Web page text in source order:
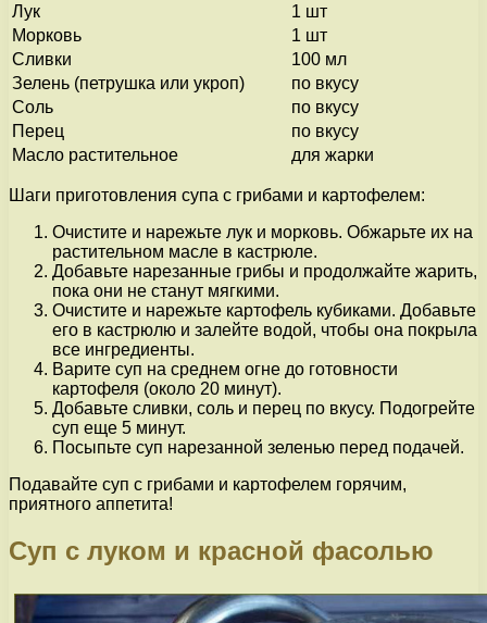
Лук
1 шт
Морковь
1 шт
Сливки
100 мл
Зелень (петрушка или укроп)
по вкусу
Соль
по вкусу
Перец
по вкусу
Масло растительное
для жарки
Шаги приготовления супа с грибами и картофелем:
Очистите и нарежьте лук и морковь. Обжарьте их на
растительном масле в кастрюле.
Добавьте нарезанные грибы и продолжайте жарить,
пока они не станут мягкими.
Очистите и нарежьте картофель кубиками. Добавьте
его в кастрюлю и залейте водой, чтобы она покрыла
все ингредиенты.
Варите суп на среднем огне до готовности
картофеля (около 20 минут).
Добавьте сливки, соль и перец по вкусу. Подогрейте
суп еще 5 минут.
Посыпьте суп нарезанной зеленью перед подачей.
Подавайте суп с грибами и картофелем горячим,
приятного аппетита!
Суп с луком и красной фасолью